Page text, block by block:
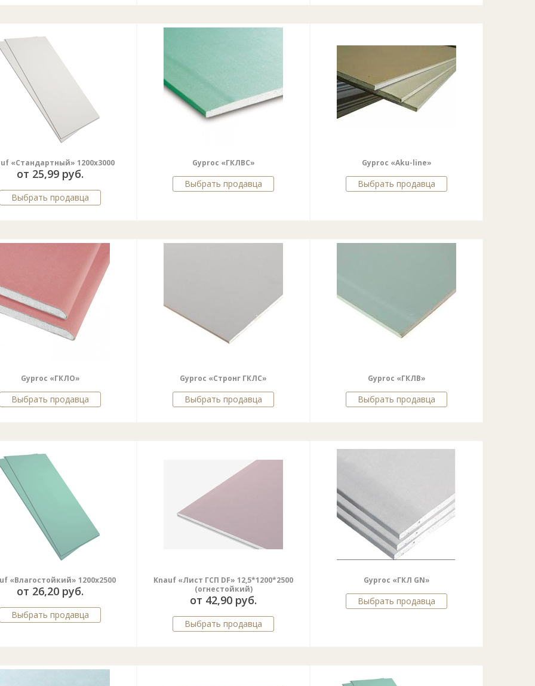
«Стандартный» 1200х3000
от 25,99 руб.
Выбрать продавца
Gyproc «ГКЛВС»
Выбрать продавца
Gyproc «Aku-line»
Выбрать продавца
Gyproc «ГКЛО»
Выбрать продавца
Gyproc «Стронг ГКЛС»
Выбрать продавца
Gyproc «ГКЛВ»
Выбрать продавца
«Влагостойкий» 1200х2500
от 26,20 руб.
Выбрать продавца
Knauf «Лист ГСП DF» 12,5*1200*2500
(огнестойкий)
от 42,90 руб.
Выбрать продавца
Gyproc «ГКЛ GN»
Выбрать продавца